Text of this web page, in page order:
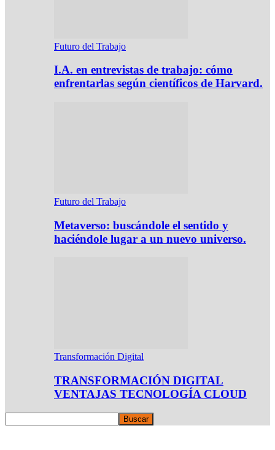
Futuro del Trabajo
I.A. en entrevistas de trabajo: cómo
enfrentarlas según científicos de Harvard.
Futuro del Trabajo
Metaverso: buscándole el sentido y
haciéndole lugar a un nuevo universo.
Transformación Digital
TRANSFORMACIÓN DIGITAL
VENTAJAS TECNOLOGÍA CLOUD